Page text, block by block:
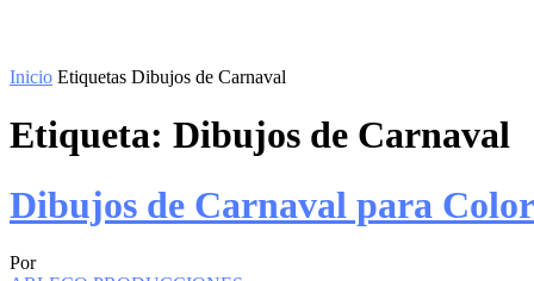
Inicio Etiquetas Dibujos de Carnaval
Etiqueta: Dibujos de Carnaval
Dibujos de Carnaval para
Por